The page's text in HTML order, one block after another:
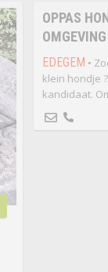
OPPAS
EDEGEM •
klein hondje
kandidaat.